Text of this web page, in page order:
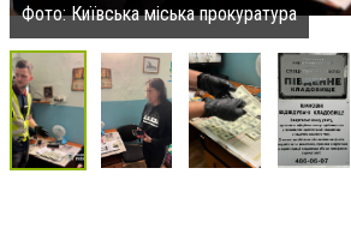
Фото: Київська міська прокуратура